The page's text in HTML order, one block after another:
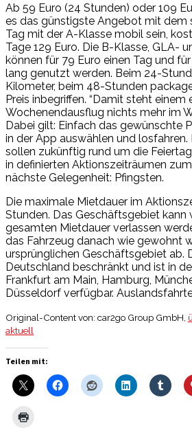
Ab 59 Euro (24 Stunden) oder 109
es das günstigste Angebot mit dem
Tag mit der A-Klasse mobil sein,
Tage 129 Euro. Die B-Klasse, GLA-
können für 79 Euro einen Tag und
lang genutzt werden. Beim 24-
Kilometer, beim 48-Stunden
Preis inbegriffen. “Damit steht
Wochenendausflug nichts mehr im
Dabei gilt: Einfach das gewünschte
in der App auswählen und losfahren.
sollen zukünftig rund um die
in definierten Aktionszeiträumen
nächste Gelegenheit: Pfingsten.
Die maximale Mietdauer im
Stunden. Das Geschäftsgebiet kann
gesamten Mietdauer verlassen
das Fahrzeug danach wie gewohnt
ursprünglichen Geschäftsgebiet ab.
Deutschland beschränkt und ist in
Frankfurt am Main, Hamburg,
Düsseldorf verfügbar.
Original-Content von: car2go Group GmbH,
aktuell
Teilen mit: